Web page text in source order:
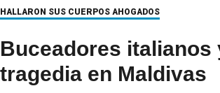
HALLARON SUS CUERPOS AHOGADOS
Buceadores italianos
tragedia en Maldivas